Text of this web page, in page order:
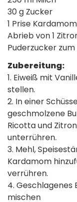
30 g Zucker
1 Prise Kardamom
Abrieb von 1
Puderzucker
Zubereitung:
1. Eiweiß mit
stellen.
2. In einer
geschmolzene
Ricotta und
unterrühren.
3. Mehl,
Kardamom
verrühren.
4. Geschlagenes
mischen